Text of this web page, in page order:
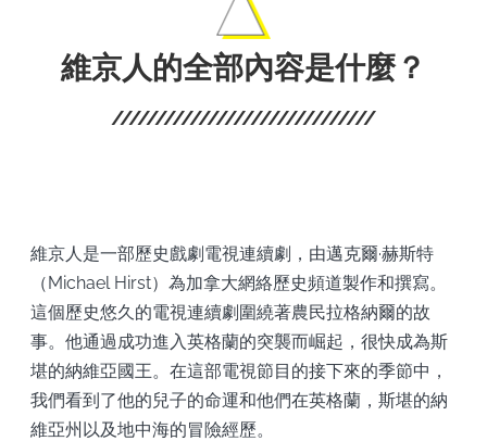
維京人的全部內容是什麼？
維京人是一部歷史戲劇電視連續劇，由邁克爾·赫斯特
（Michael Hirst）為加拿大網絡歷史頻道製作和撰寫。
這個歷史悠久的電視連續劇圍繞著農民拉格納爾的故
事。他通過成功進入英格蘭的突襲而崛起，很快成為斯
堪的納維亞國王。在這部電視節目的接下來的季節中，
我們看到了他的兒子的命運和他們在英格蘭，斯堪的納
維亞州以及地中海的冒險經歷。